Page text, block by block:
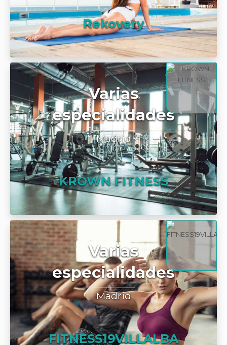
Rekovery
Varias
especialidades
Madrid
KROWN FITNESS
Varias
especialidades
Madrid
FITNESS19VILLALBA